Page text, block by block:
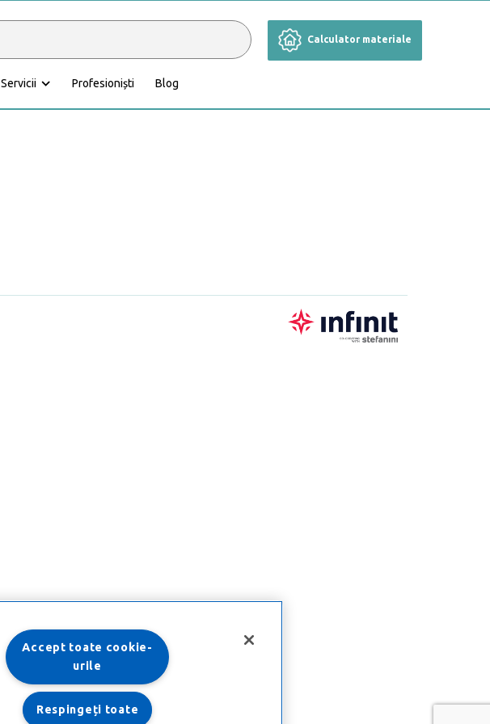
Servicii Profesioniști Blog
Calculator materiale
Accept toate cookie-
urile
Respingeți toate